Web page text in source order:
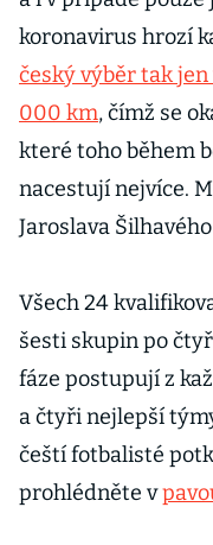
koronavirus hrozí
český výběr tak
000 km, čímž se
které toho během
nacestují nejvíce.
Jaroslava
Všech 24
šesti skupin po
fáze postupují z
a čtyři nejlepší
čeští fotbalisté
prohlédněte v